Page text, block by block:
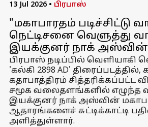
13 Jul 2026 • பிரபாஸ்
"மகாபாரதம் படிச்சிட்டு
நெட்டிசனை வெளுத்து
இயக்குனர் நாக் அஸ்வின்
பிரபாஸ் நடிப்பில் வெளியாகி
'கல்கி 2898 AD'
கதாபாத்திரம் சித்தரிக்கப்பட்ட
சமூக வலைதளங்களில் எழுந்த
இயக்குனர் நாக் அஸ்வின்
ஆதாரங்களைச் சுட்டிக்காட்டி
அளித்துள்ளார்.